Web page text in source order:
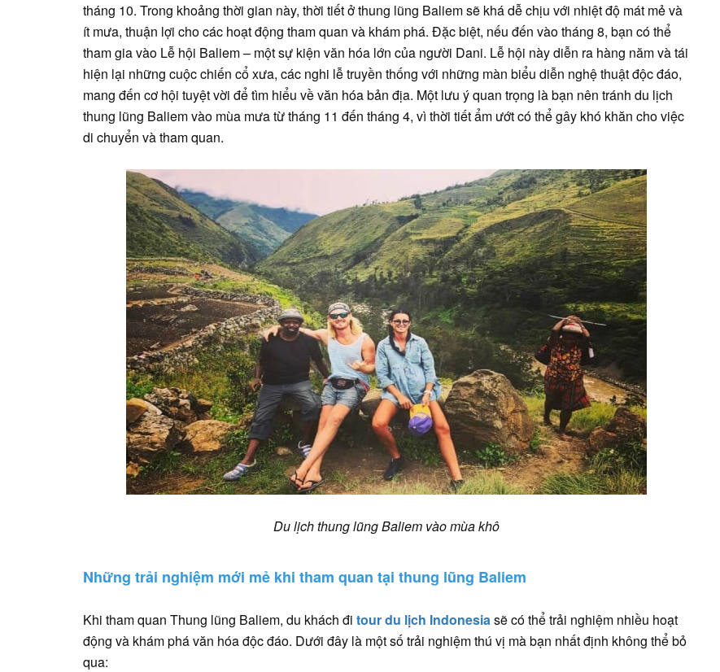
tháng 10. Trong khoảng thời gian này, thời tiết ở thung lũng Baliem sẽ khá dễ chịu với nhiệt độ mát mẻ và
ít mưa, thuận lợi cho các hoạt động tham quan và khám phá. Đặc biệt, nếu đến vào tháng 8, bạn có thể
tham gia vào Lễ hội Baliem – một sự kiện văn hóa lớn của người Dani. Lễ hội này diễn ra hàng năm và tái
hiện lại những cuộc chiến cổ xưa, các nghi lễ truyền thống với những màn biểu diễn nghệ thuật độc đáo,
mang đến cơ hội tuyệt vời để tìm hiểu về văn hóa bản địa. Một lưu ý quan trọng là bạn nên tránh du lịch
thung lũng Baliem vào mùa mưa từ tháng 11 đến tháng 4, vì thời tiết ẩm ướt có thể gây khó khăn cho việc
di chuyển và tham quan.
Du lịch thung lũng Baliem vào mùa khô
Những trải nghiệm mới mẻ khi tham quan tại thung lũng Baliem
Khi tham quan Thung lũng Baliem, du khách đi tour du lịch Indonesiasẽ có thể trải nghiệm nhiều hoạt
động và khám phá văn hóa độc đáo. Dưới đây là một số trải nghiệm thú vị mà bạn nhất định không thể bỏ
qua: